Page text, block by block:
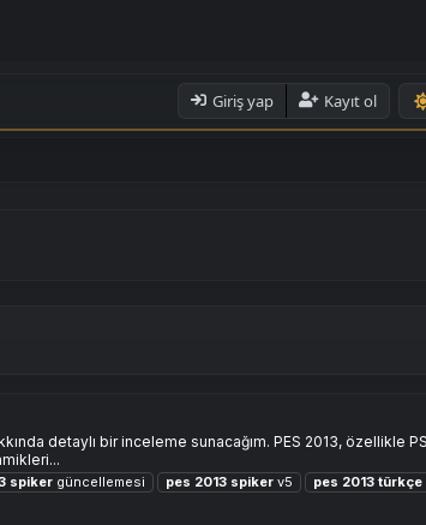
Giriş yap Kayıt ol
detaylı bir inceleme sunacağım. PES 2013, özellikle
spiker güncellemesi pes 2013 spiker v5 pes 2013 türkçe